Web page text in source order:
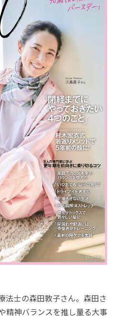
法士の森田敦子さん。森田さ
精神バランスを推し量る大事